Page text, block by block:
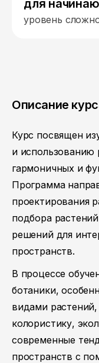
для
уровень
Описание
Курс посвящен
и использованию
гармоничных и
Программа
проектирования
подбора
решений для
пространств.
В процессе
ботаники,
видами
колористику,
современные
пространств с